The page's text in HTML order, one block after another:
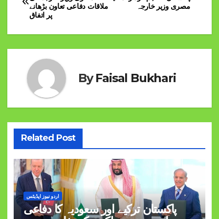
navigation
مصری وزیر خارجہ
ملاقات دفاعی تعاون بڑھانے
پر اتفاق
ByFaisal Bukhari
Related Post
اردو نیوز اپڈیٹس
پاکستان ترکیے اور سعودیہ کا دفاعی